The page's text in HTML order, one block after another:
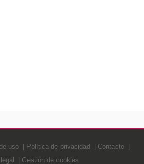
uso Política de privacidad
Contacto
Gestión de cookies